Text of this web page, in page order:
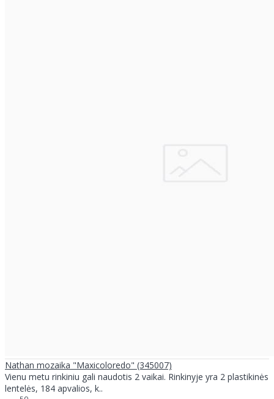
Nathan mozaika "Maxicoloredo" (345007)
Vienu metu rinkiniu gali naudotis 2 vaikai. Rinkinyje yra 2 plastikinės
lentelės, 184 apvalios, k..